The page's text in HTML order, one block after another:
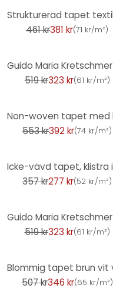
461 kr381 kr(71 kr/m²)
519 kr323 kr(61 kr/m²)
553 kr392 kr(74 kr/m²)
357 kr277 kr(52 kr/m²)
519 kr323 kr(61 kr/m²)
507 kr346 kr(65 kr/m²)